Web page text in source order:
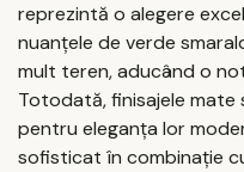
reprezintă o alegere
nuanțele de verde
mult teren, aducând o
Totodată, finisajele
pentru eleganța lor
sofisticat în combinație